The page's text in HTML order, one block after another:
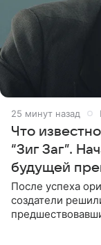
25 минут назад
Что
“Зиг Заг”.
будущей
После успеха
создатели